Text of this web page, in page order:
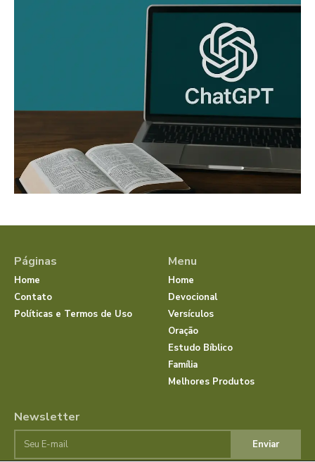
Páginas
Home
Contato
Políticas e Termos de Uso
Menu
Home
Devocional
Versículos
Oração
Estudo Bíblico
Família
Melhores Produtos
Newsletter
Enviar